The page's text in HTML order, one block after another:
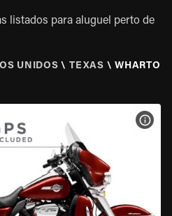
listados para aluguel perto de
UNIDOS \ TEXAS \
VER